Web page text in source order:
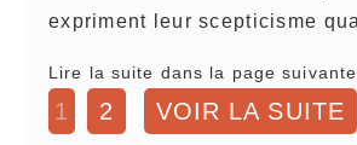
expriment leur scepticisme
Lire la suite dans la page
1 2 VOIR LA SUITE